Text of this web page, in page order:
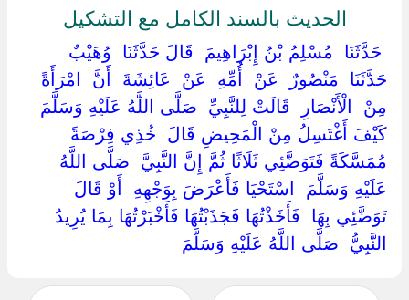
الحديث بالسند الكامل مع التشكيل
‏ ‏حَدَّثَنَا ‏ ‏مُسْلِمُ بْنُ إِبْرَاهِيمَ ‏ ‏قَالَ حَدَّثَنَا ‏ ‏وُهَيْبٌ ‏
‏حَدَّثَنَا ‏ ‏مَنْصُورٌ ‏ ‏عَنْ ‏ ‏أُمِّهِ ‏ ‏عَنْ ‏ ‏عَائِشَةَ ‏ ‏أَنَّ ‏ ‏امْرَأَةً ‏
‏مِنْ ‏ ‏الْأَنْصَارِ ‏ ‏قَالَتْ لِلنَّبِيِّ ‏ ‏صَلَّى اللَّهُ عَلَيْهِ وَسَلَّمَ ‏
‏كَيْفَ أَغْتَسِلُ مِنْ الْمَحِيضِ قَالَ ‏ ‏خُذِي فِرْصَةً
مُمَسَّكَةً فَتَوَضَّئِي ثَلَاثًا ثُمَّ إِنَّ النَّبِيَّ ‏ ‏صَلَّى اللَّهُ
عَلَيْهِ وَسَلَّمَ ‏ ‏اسْتَحْيَا فَأَعْرَضَ بِوَجْهِهِ ‏ ‏أَوْ قَالَ
تَوَضَّئِي بِهَا ‏ ‏فَأَخَذْتُهَا فَجَذَبْتُهَا فَأَخْبَرْتُهَا بِمَا يُرِيدُ
النَّبِيُّ ‏ ‏صَلَّى اللَّهُ عَلَيْهِ وَسَلَّمَ ‏